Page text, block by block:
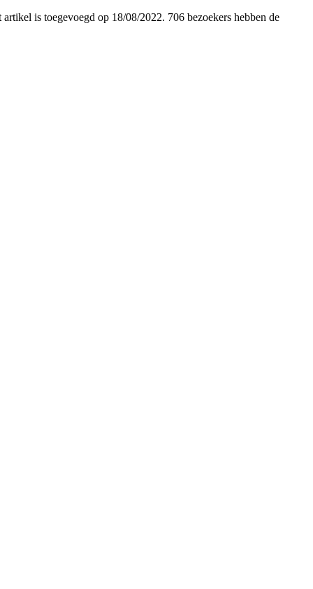
is toegevoegd op 18/08/2022. 706 bezoekers hebben de